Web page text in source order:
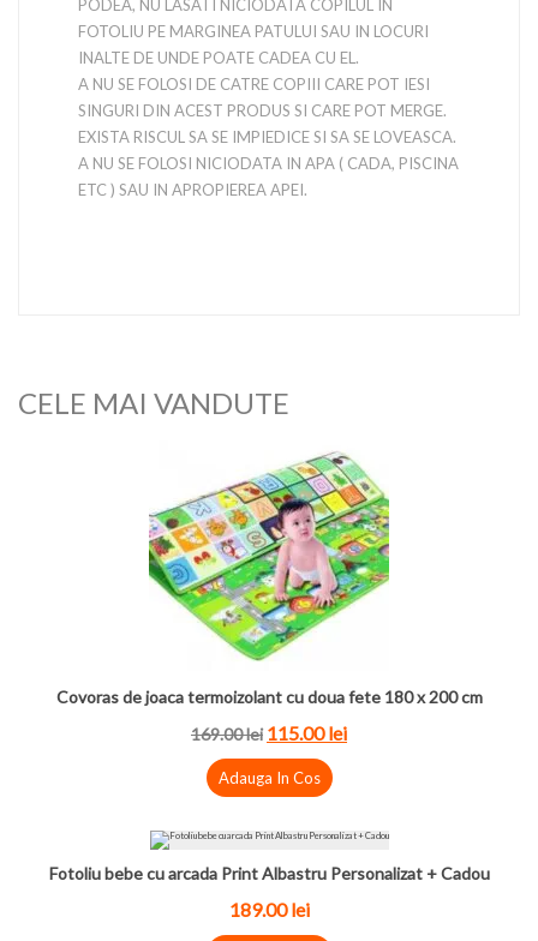
PODEA, NU LASATI NICIODATA COPILUL IN
FOTOLIU PE MARGINEA PATULUI SAU IN LOCURI
INALTE DE UNDE POATE CADEA CU EL.
A NU SE FOLOSI DE CATRE COPIII CARE POT IESI
SINGURI DIN ACEST PRODUS SI CARE POT MERGE.
EXISTA RISCUL SA SE IMPIEDICE SI SA SE LOVEASCA.
A NU SE FOLOSI NICIODATA IN APA ( CADA, PISCINA
ETC ) SAU IN APROPIEREA APEI.
CELE MAI VANDUTE
Covoras de joaca termoizolant cu doua fete 180 x 200 cm
169.00 lei 115.00 lei
Adauga In Cos
Fotoliu bebe cu arcada Print Albastru Personalizat + Cadou
189.00 lei